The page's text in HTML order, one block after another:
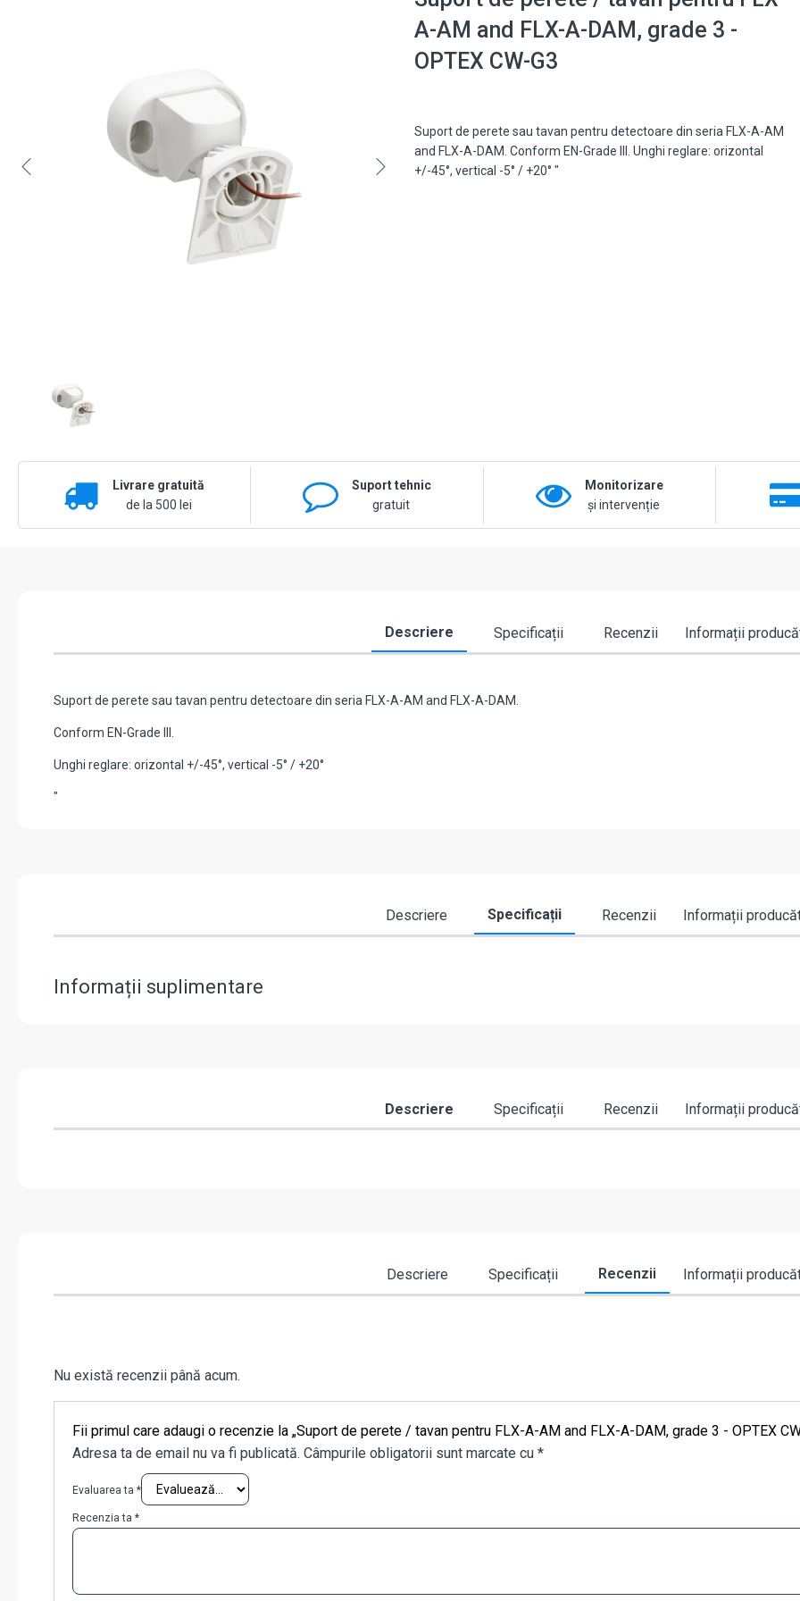
A-AM and FLX-A-DAM, grade 3 -
OPTEX CW-G3
Suport de perete sau tavan pentru detectoare din seria FLX-A-AM
and FLX-A-DAM. Conform EN-Grade III. Unghi reglare: orizontal
+/-45°, vertical -5° / +20° "
Livrare gratuită
de la 500 lei
Suport tehnic
gratuit
Monitorizare
și intervenție
Descriere Specificații Recenzii Informații
Suport de perete sau tavan pentru detectoare din seria FLX-A-AM and FLX-A-DAM.
Conform EN-Grade III.
Unghi reglare: orizontal +/-45°, vertical -5° / +20°
"
Descriere Specificații Recenzii Informații
Informații suplimentare
Descriere Specificații Recenzii Informații
Descriere Specificații Recenzii Informații
Nu există recenzii până acum.
Fii primul care adaugi o recenzie la „Suport de perete / tavan pentru FLX-A-AM and FLX-A-DAM, grade 3 - OPTEX
Adresa ta de email nu va fi publicată. Câmpurile obligatorii sunt marcate cu *
Evaluarea ta *
Recenzia ta *